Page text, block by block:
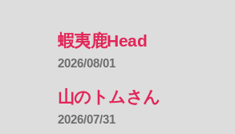
蝦夷鹿Head
2026/08/01
山のトムさん
2026/07/31